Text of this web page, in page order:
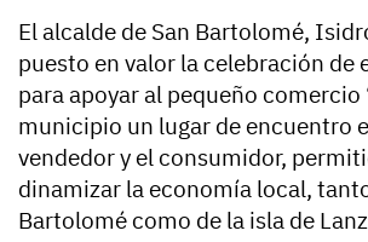
El alcalde de San Bartolomé,
puesto en valor la celebración de
para apoyar al pequeño comercio
municipio un lugar de encuentro
vendedor y el consumidor,
dinamizar la economía local,
Bartolomé como de la isla de